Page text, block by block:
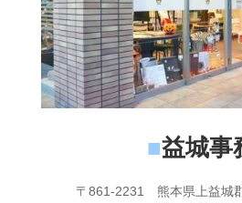
■益城事
〒861-2231 熊本県上益城